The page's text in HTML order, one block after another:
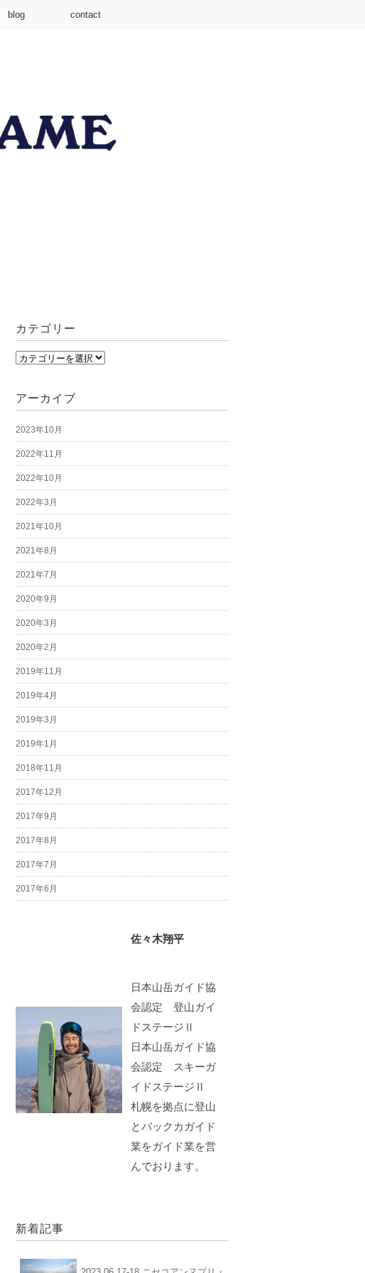
blog contact
カテゴリー
カ
ゴ
リ
ー
アーカイブ
2023年10月
2022年11月
2022年10月
2022年3月
2021年10月
2021年8月
2021年7月
2020年9月
2020年3月
2020年2月
2019年11月
2019年4月
2019年3月
2019年1月
2018年11月
2017年12月
2017年9月
2017年8月
2017年7月
2017年6月
佐々木翔平
日本山岳ガイド協
会認定 登山ガイ
ドステージⅡ
日本山岳ガイド協
会認定 スキーガ
イドステージⅡ
札幌を拠点に登山
とバックカガイド
業をガイド業を営
んでおります。
新着記事